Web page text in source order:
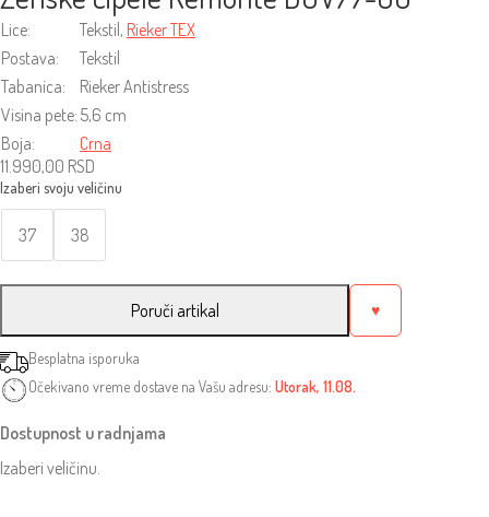
Lice: Tekstil, Rieker TEX
Postava:
Tekstil
Tabanica:
Rieker Antistress
Visina pete: 5,6 cm
Boja:
Crna
11.990,00 RSD
37 38
Poruči artikal ♥
Besplatna isporuka
Očekivano vreme dostave na Vašu adresu: Utorak, 11.08.
Dostupnost u radnjama
Izaberi veličinu.